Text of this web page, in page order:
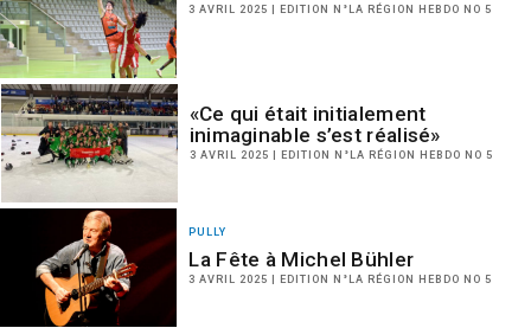
3 AVRIL 2025 | EDITION N°LA RÉGION HEBDO NO 5
«Ce qui était initialement
inimaginable s’est réalisé»
3 AVRIL 2025 | EDITION N°LA RÉGION HEBDO NO 5
PULLY
La Fête à Michel Bühler
3 AVRIL 2025 | EDITION N°LA RÉGION HEBDO NO 5